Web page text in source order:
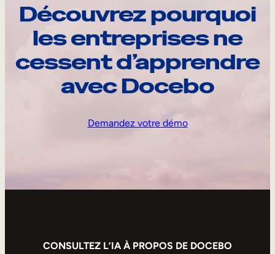
Découvrez pourquoi
les entreprises ne
cessent d’apprendre
avec Docebo
Demandez votre démo
CONSULTEZ L’IA À PROPOS DE DOCEBO